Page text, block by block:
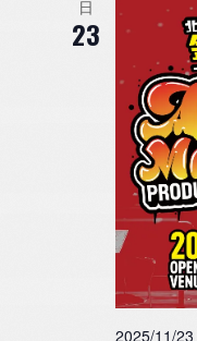
日
23
2025/11/